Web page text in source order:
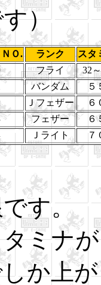
）
Ｏ. ランク
スタ
フライ
32
バンダム
５
Ｊフェザー
６
フェザー
６
Ｊライト ７
す。
ミナ
か上